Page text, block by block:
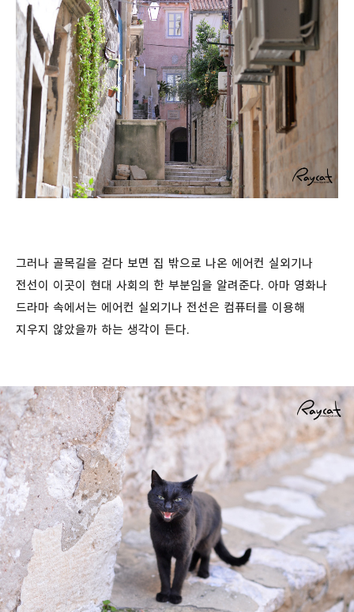
그러나 골목길을 걷다 보면 집 밖으로 나온 에어컨 실외기나
전선이 이곳이 현대 사회의 한 부분임을 알려준다. 아마 영화나
드라마 속에서는 에어컨 실외기나 전선은 컴퓨터를 이용해
지우지 않았을까 하는 생각이 든다.